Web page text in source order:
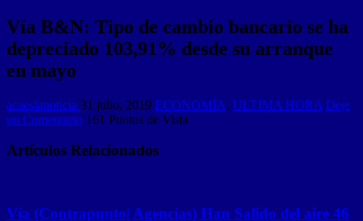
Vía B&N: Tipo de cambio bancario se ha
depreciado 103,91% desde su arranque
en mayo
acaeslanoticia 31 julio, 2019 ECONOMÍA, ULTIMA HORA Deje
un Comentario 161 Puntos de Vista
Artículos Relacionados
Vía (Contrapunto| Agencias) Han Salido del aire 46